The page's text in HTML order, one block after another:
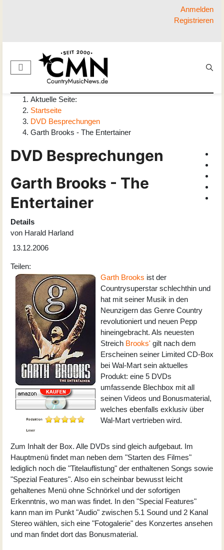
Anmelden
Registrieren
Aktuelle Seite:
Startseite
DVD Besprechungen
Garth Brooks - The Entertainer
DVD Besprechungen
Garth Brooks - The
Entertainer
Details
von Harald Harland
13.12.2006
Teilen:
Garth Brooks ist der
Countrysuperstar schlechthin und
hat mit seiner Musik in den
Neunzigern das Genre Country
revolutioniert und neuen Pepp
hineingebracht. Als neuesten
Streich Brooks' gilt nach dem
Erscheinen seiner Limited CD-Box
bei Wal-Mart sein aktuelles
Produkt: eine 5 DVDs
umfassende Blechbox mit all
seinen Videos und Bonusmaterial,
welches ebenfalls exklusiv über
Wal-Mart vertrieben wird.
Zum Inhalt der Box. Alle DVDs sind gleich aufgebaut. Im
Hauptmenü findet man neben dem "Starten des Filmes"
lediglich noch die "Titelauflistung" der enthaltenen Songs sowie
"Spezial Features". Also ein scheinbar bewusst leicht
gehaltenes Menü ohne Schnörkel und der sofortigen
Erkenntnis, wo man was findet. In den "Special Features"
kann man im Punkt "Audio" zwischen 5.1 Sound und 2 Kanal
Stereo wählen, sich eine "Fotogalerie" des Konzertes ansehen
und man findet dort das Bonusmaterial.